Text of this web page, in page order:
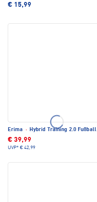
€ 15,99
Erima · Hybrid Training 2.0 Fußball
€ 39,99
UVP* € 42,99